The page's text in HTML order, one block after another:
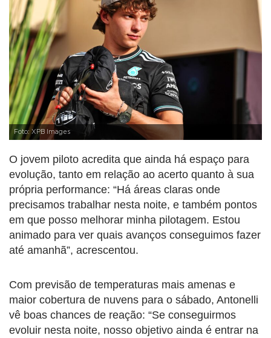
Foto: XPB Images
O jovem piloto acredita que ainda há espaço para
evolução, tanto em relação ao acerto quanto à sua
própria performance: “Há áreas claras onde
precisamos trabalhar nesta noite, e também pontos
em que posso melhorar minha pilotagem. Estou
animado para ver quais avanços conseguimos fazer
até amanhã”, acrescentou.
Com previsão de temperaturas mais amenas e
maior cobertura de nuvens para o sábado, Antonelli
vê boas chances de reação: “Se conseguirmos
evoluir nesta noite, nosso objetivo ainda é entrar na